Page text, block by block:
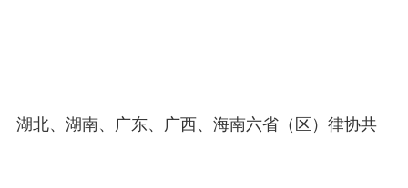
湖北、湖南、广东、广西、海南六省（区）律协共